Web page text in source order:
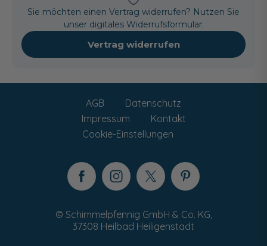
Sie möchten einen Vertrag widerrufen? Nutzen Sie
unser digitales Widerrufsformular:
Vertrag widerrufen
AGB
Datenschutz
Impressum
Kontakt
Cookie-Einstellungen
© Schimmelpfennig GmbH & Co. KG,
37308 Heilbad Heiligenstadt